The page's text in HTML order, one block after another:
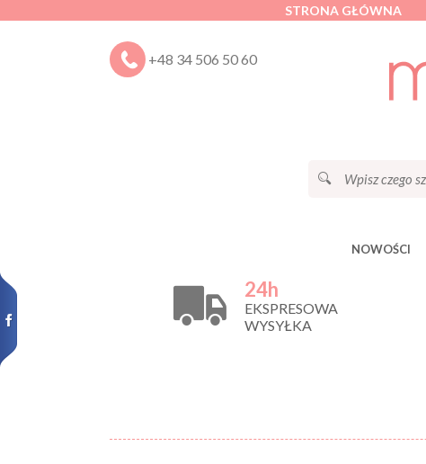
STRONA GŁÓWNA
+48 34 506 50 60
NOWOŚCI
24h
EKSPRESOWA
WYSYŁKA